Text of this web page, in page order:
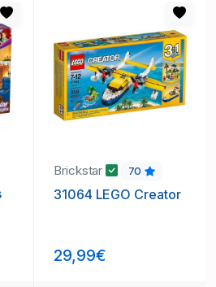
Brickstar 70
31064 LEGO Creator
29,99€